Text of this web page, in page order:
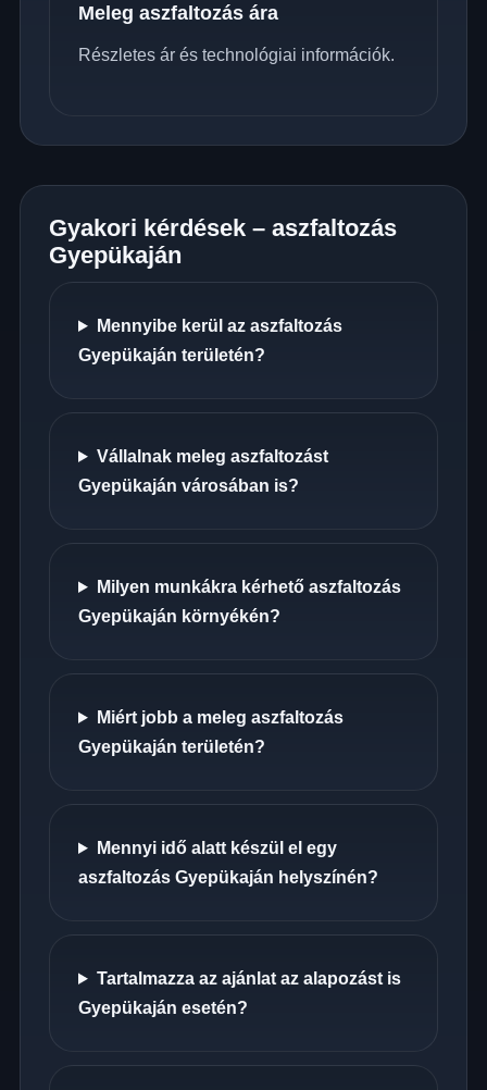
Meleg aszfaltozás ára
Részletes ár és technológiai információk.
Gyakori kérdések – aszfaltozás
Gyepükaján
Mennyibe kerül az aszfaltozás
Gyepükaján területén?
Vállalnak meleg aszfaltozást
Gyepükaján városában is?
Milyen munkákra kérhető aszfaltozás
Gyepükaján környékén?
Miért jobb a meleg aszfaltozás
Gyepükaján területén?
Mennyi idő alatt készül el egy
aszfaltozás Gyepükaján helyszínén?
Tartalmazza az ajánlat az alapozást is
Gyepükaján esetén?